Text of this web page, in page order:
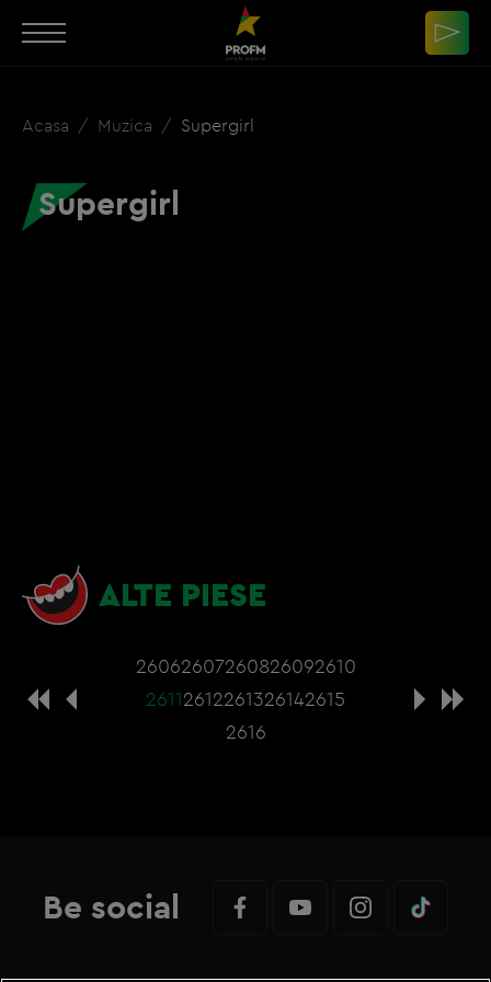
Acasa Muzica Supergirl
Supergirl
ALTE PIESE
26062607260826092610
26112612261326142615
2616
Be social